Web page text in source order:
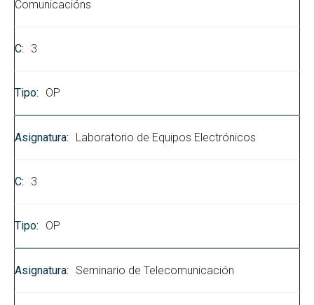
Comunicacións
3
OP
Laboratorio de Equipos Electrónicos
3
OP
Seminario de Telecomunicación